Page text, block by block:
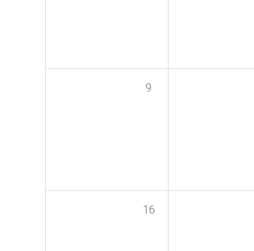
9
16